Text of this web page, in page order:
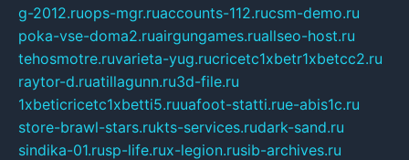
g-2012.ruops-mgr.ruaccounts-112.rucsm-demo.ru
poka-vse-doma2.ruairgungames.ruallseo-host.ru
tehosmotre.ruvarieta-yug.rucricetc1xbetr1xbetcc2.ru
raytor-d.ruatillagunn.ru3d-file.ru
1xbeticricetc1xbetti5.ruuafoot-statti.rue-abis1c.ru
store-brawl-stars.rukts-services.rudark-sand.ru
sindika-01.rusp-life.rux-legion.rusib-archives.ru